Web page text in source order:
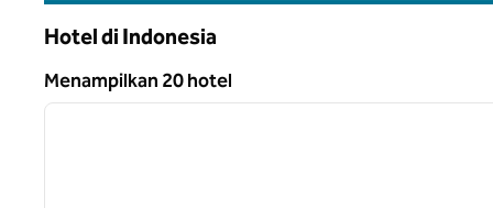
Hotel di Indonesia
Menampilkan 20 hotel
Menampilkan 20 hotel
1 dari 12